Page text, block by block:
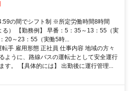
の間でシフト制 ※所定労働時間8時間
る） 【勤務例】 早番：5：35～13：55（実
20～23：55（実働5時...
手 雇用形態 正社員 仕事内容 地域の方々
ように、路線バスの運転士として安全運行
す。 【具体的には】 出勤後に運行管理...